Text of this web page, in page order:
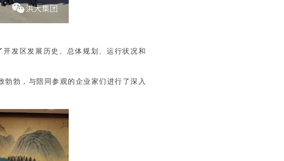
发区发展历史、总体规划、运行状况和
勃，与陪同参观的企业家们进行了深入